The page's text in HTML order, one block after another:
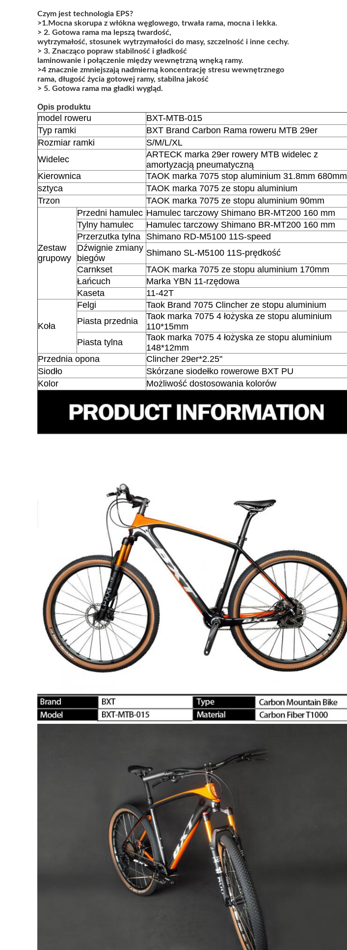
Czym jest technologia EPS?
>1.Mocna skorupa z włókna węglowego, trwała rama, mocna i lekka.
> 2. Gotowa rama ma lepszą twardość,
wytrzymałość, stosunek wytrzymałości do masy, szczelność i inne cechy.
> 3. Znacząco popraw stabilność i gładkość
laminowanie i połączenie między wewnętrzną wnęką ramy.
>4 znacznie zmniejszają nadmierną koncentrację stresu wewnętrznego
rama, długość życia gotowej ramy, stabilna jakość
> 5. Gotowa rama ma gładki wygląd.
Opis produktu
model roweru
BXT-MTB-015
Typ ramki
BXT Brand Carbon Rama roweru MTB 29er
Rozmiar ramki
S/M/L/XL
Widelec
ARTECK marka 29er rowery MTB widelec z
amortyzacją pneumatyczną
Kierownica
TAOK marka 7075 stop aluminium 31.8mm 680mm
sztyca
TAOK marka 7075 ze stopu aluminium
Trzon
TAOK marka 7075 ze stopu aluminium 90mm
Zestaw
grupowy
Przedni hamulec Hamulec tarczowy Shimano BR-MT200 160 mm
Tylny hamulec
Hamulec tarczowy Shimano BR-MT200 160 mm
Przerzutka tylna
Shimano RD-M5100 11S-speed
Dźwignie zmiany
biegów
Shimano SL-M5100 11S-prędkość
Carnkset
TAOK marka 7075 ze stopu aluminium 170mm
Łańcuch
Marka YBN 11-rzędowa
Kaseta
11-42T
Koła
Felgi
Taok Brand 7075 Clincher ze stopu aluminium
Piasta przednia
Taok marka 7075 4 łożyska ze stopu aluminium
110*15mm
Piasta tylna
Taok marka 7075 4 łożyska ze stopu aluminium
148*12mm
Przednia opona
Clincher 29er*2.25"
Siodło
Skórzane siodełko rowerowe BXT PU
Kolor
Możliwość dostosowania kolorów